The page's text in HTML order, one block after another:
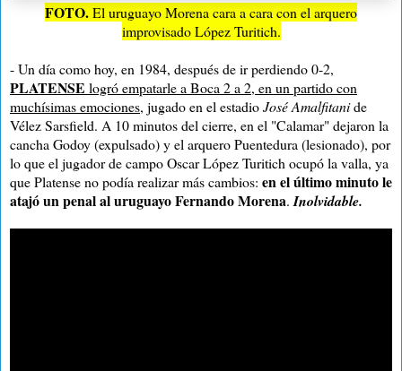
FOTO.El uruguayo Morena cara a cara con el arquero
improvisado López Turitich.
- Un día como hoy, en 1984, después de ir perdiendo 0-2,
PLATENSE logró empatarle a Boca 2 a 2, en un partido con
muchísimas emociones, jugado en el estadioJosé Amalfitanide
Vélez Sarsfield. A 10 minutos del cierre, en el "Calamar" dejaron la
cancha Godoy (expulsado) y el arquero Puentedura (lesionado), por
lo que el jugador de campo Oscar López Turitich ocupó la valla, ya
que Platense no podía realizar más cambios: en el último minuto le
atajó un penal al uruguayo Fernando Morena. Inolvidable.